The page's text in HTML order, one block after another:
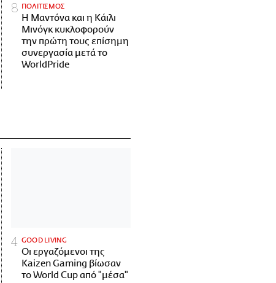
ΠΟΛΙΤΙΣΜΟΣ
Η Μαντόνα και η Κάιλι
Μινόγκ κυκλοφορούν
την πρώτη τους επίσημη
συνεργασία μετά το
WorldPride
GOOD LIVING
Οι εργαζόμενοι της
Kaizen Gaming βίωσαν
το World Cup από "μέσα"